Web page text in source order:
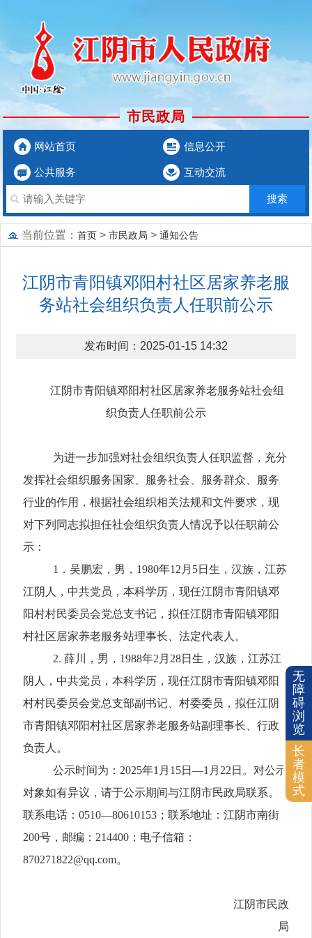
市民政局
网站首页 信息公开
公共服务 互动交流
当前位置： 首页 > 市民政局 > 通知公告
江阴市青阳镇邓阳村社区居家养老服
务站社会组织负责人任职前公示
发布时间：2025-01-15 14:32
江阴市青阳镇邓阳村社区居家养老服务站社会组
织负责人任职前公示
为进一步加强对社会组织负责人任职监督，充分
发挥社会组织服务国家、服务社会、服务群众、服务
行业的作用，根据社会组织相关法规和文件要求，现
对下列同志拟担任社会组织负责人情况予以任职前公
示：
1 ．吴鹏宏，男， 1980年12 月 5日生，汉族，江苏
江阴人，中共党员，本科学历，现任江阴市青阳镇邓
阳村村民委员会党总支书记，拟任江阴市青阳镇邓阳
村社区居家养老服务站理事长、法定代表人 。
2. 薛川，男， 1988年2 月 28日生，汉族，江苏江
阴人，中共党员，本科学历，现任江阴市青阳镇邓阳
村村民委员会党总支部副书记、村委委员，拟任江阴
市青阳镇邓阳村社区居家养老服务站副理事长、行政
负责人 。
公示时间为： 2025年1 月 15日—1 月 22 日。对公示
对象如有异议，请于公示期间与江阴市民政局联系。
联系电话：0510—80610153 ；联系地址：江阴市南街
200号，邮编： 214400 ；电子信箱：
870271822@qq.com。
江阴市民政
局
无
障
碍
浏
览
长
者
模
式